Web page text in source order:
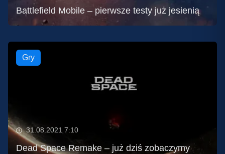
Battlefield Mobile – pierwsze testy już jesienią
Gry
31.08.2021 7:10
Dead Space Remake – już dziś zobaczymy